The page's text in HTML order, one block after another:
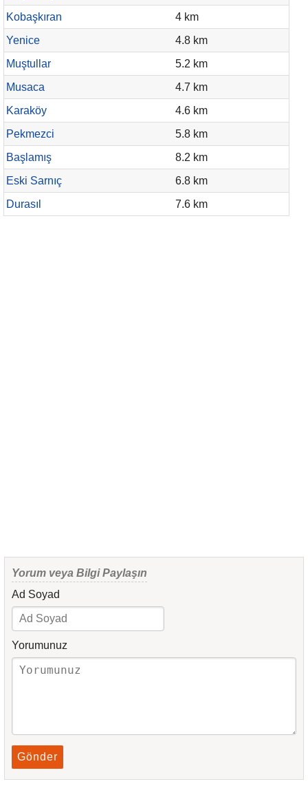
Kobaşkıran
4 km
Yenice
4.8 km
Muştullar
5.2 km
Musaca
4.7 km
Karaköy
4.6 km
Pekmezci
5.8 km
Başlamış
8.2 km
Eski Sarnıç
6.8 km
Durasıl
7.6 km
Yorum veya Bilgi Paylaşın
Ad Soyad
Yorumunuz
Gönder